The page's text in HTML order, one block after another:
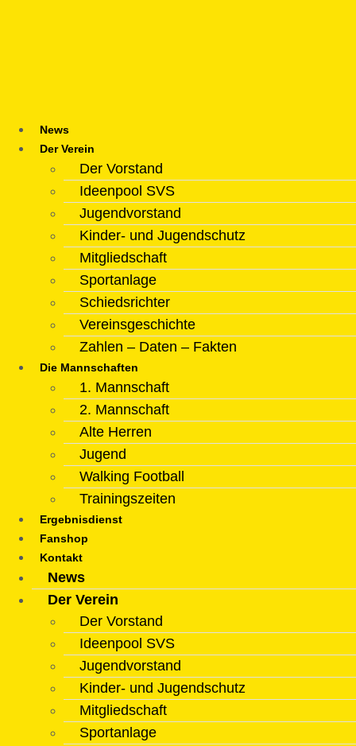
News
Der Verein
Der Vorstand
Ideenpool SVS
Jugendvorstand
Kinder- und Jugendschutz
Mitgliedschaft
Sportanlage
Schiedsrichter
Vereinsgeschichte
Zahlen – Daten – Fakten
Die Mannschaften
1. Mannschaft
2. Mannschaft
Alte Herren
Jugend
Walking Football
Trainingszeiten
Ergebnisdienst
Fanshop
Kontakt
News
Der Verein
Der Vorstand
Ideenpool SVS
Jugendvorstand
Kinder- und Jugendschutz
Mitgliedschaft
Sportanlage